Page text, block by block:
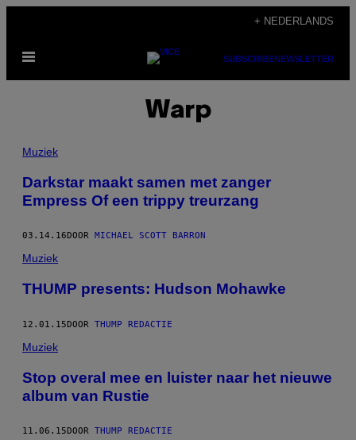
de
+ NEDERLANDS
Open
SUBSCRIBENEWSLETTER
Warp
Muziek
Darkstar maakt samen met zanger
Empress Of een trippy treurzang
03.14.16 DOOR MICHAEL SCOTT BARRON
Muziek
​THUMP presents: Hudson Mohawke
12.01.15DOOR THUMP REDACTIE
Muziek
Stop overal mee en luister naar het nieuwe
album van Rustie
11.06.15 DOOR THUMP REDACTIE